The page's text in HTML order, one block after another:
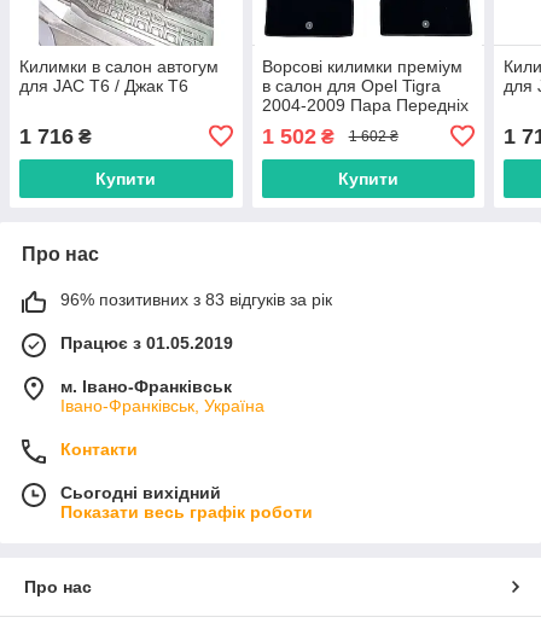
Килимки в салон автогум
для JAC T6 / Джак Т6
1 716 ₴
Купити
Ворсові килимки преміум
в салон для Opel Tigra
2004-2009 Пара Передніх
1 502₴ 1 602 ₴
Купити
для
1
Про нас
96% позитивних з 83 відгуків за рік
Працює з 01.05.2019
м. Івано-Франківськ
Івано-Франківськ, Україна
Контакти
Сьогодні вихідний
Показати весь графік роботи
Про нас